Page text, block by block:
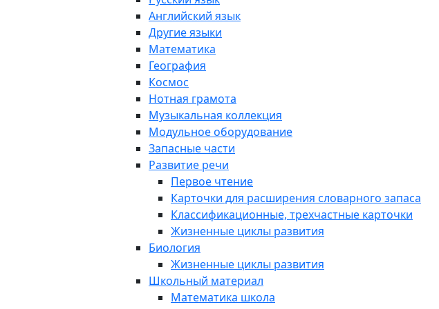
Английский язык
Другие языки
Математика
География
Космос
Нотная грамота
Музыкальная коллекция
Модульное оборудование
Запасные части
Развитие речи
Первое чтение
Карточки для расширения словарного запаса
Классификационные, трехчастные карточки
Жизненные циклы развития
Биология
Жизненные циклы развития
Школьный материал
Математика школа